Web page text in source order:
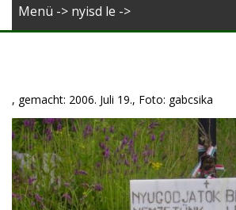
English
Menü -> nyisd le ->
, gemacht: 2006. Juli 19., Foto: gabcsika